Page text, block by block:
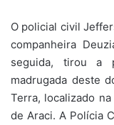
O policial civil
companheira
seguida, tirou a
madrugada deste
Terra, localizado
de Araci. A Polícia